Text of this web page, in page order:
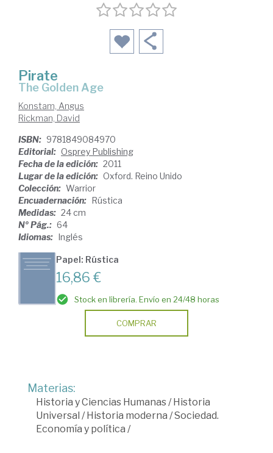
Pirate
the Golden Age
Konstam, Angus
Rickman, David
ISBN: 9781849084970
Editorial: Osprey Publishing
Fecha de la edición: 2011
Lugar de la edición: Oxford. Reino Unido
Colección: Warrior
Encuadernación: Rústica
Medidas: 24 cm
Nº Pág.: 64
Idiomas: Inglés
Papel: Rústica
16,86 €
Stock en librería. Envío en 24/48 horas
COMPRAR
Materias:
Historia y Ciencias Humanas /Historia
Universal /Historia moderna /Sociedad.
Economía y política /